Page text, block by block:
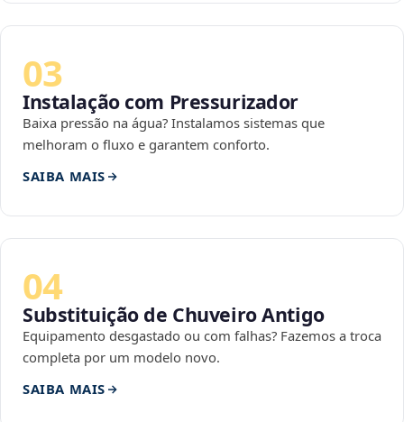
03
Instalação com Pressurizador
Baixa pressão na água? Instalamos sistemas que
melhoram o fluxo e garantem conforto.
SAIBA MAIS
04
Substituição de Chuveiro Antigo
Equipamento desgastado ou com falhas? Fazemos a troca
completa por um modelo novo.
SAIBA MAIS